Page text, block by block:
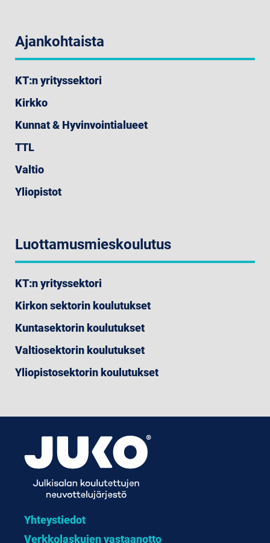
Ajankohtaista
KT:n yrityssektori
Kirkko
Kunnat & Hyvinvointialueet
TTL
Valtio
Yliopistot
Luottamusmieskoulutus
KT:n yrityssektori
Kirkon sektorin koulutukset
Kuntasektorin koulutukset
Valtiosektorin koulutukset
Yliopistosektorin koulutukset
Yhteystiedot
Verkkolaskujen vastaanotto